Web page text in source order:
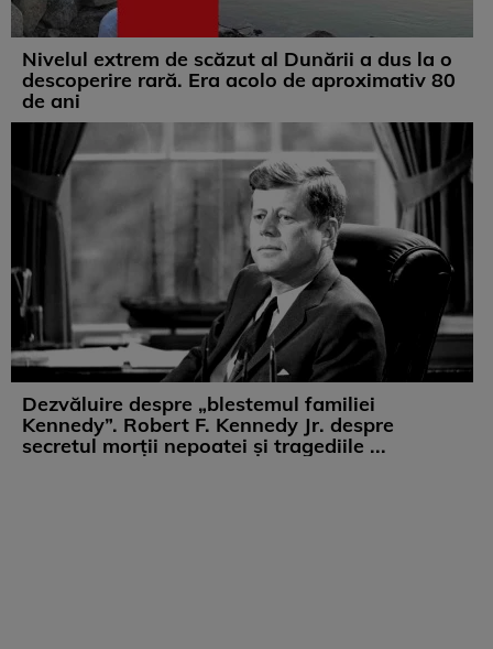
Nivelul extrem de scăzut al Dunării a dus la o
descoperire rară. Era acolo de aproximativ 80
de ani
Dezvăluire despre „blestemul familiei
Kennedy”. Robert F. Kennedy Jr. despre
secretul morții nepoatei și tragediile ...